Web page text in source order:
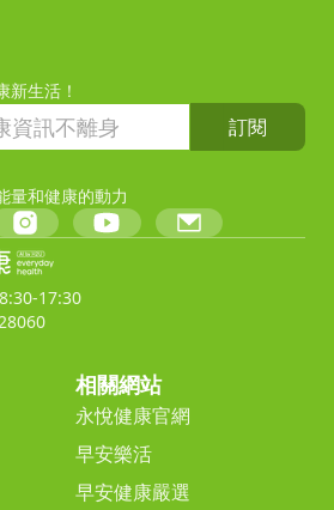
新生活！
訂閱
量和健康的動力
17:30
相關網站
永悅健康官網
早安樂活
早安健康嚴選